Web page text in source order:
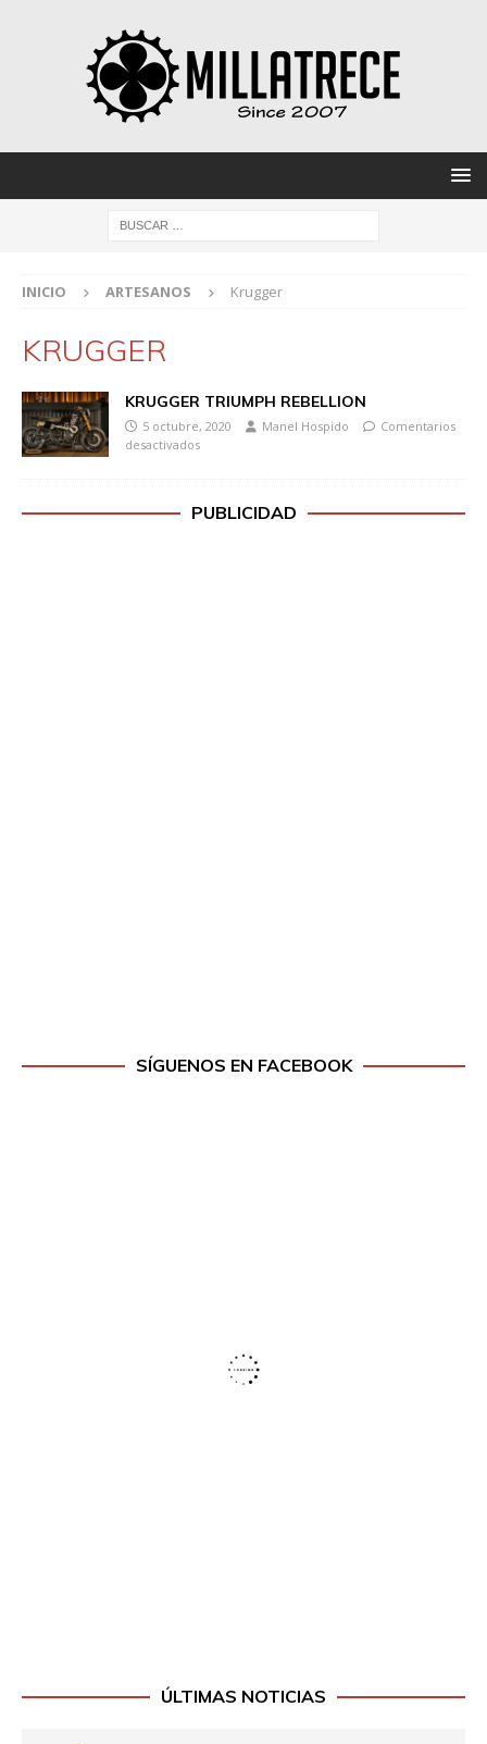
INICIO ARTESANOS Krugger
KRUGGER
KRUGGER TRIUMPH REBELLION
5 octubre, 2020 Manel Hospido
Comentarios
desactivados
PUBLICIDAD
SÍGUENOS EN FACEBOOK
ÚLTIMAS NOTICIAS